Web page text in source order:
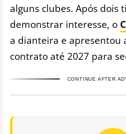
alguns clubes. Após dois
demonstrar interesse, o
a dianteira e apresentou
contrato até 2027 para
CONTINUE AFTER